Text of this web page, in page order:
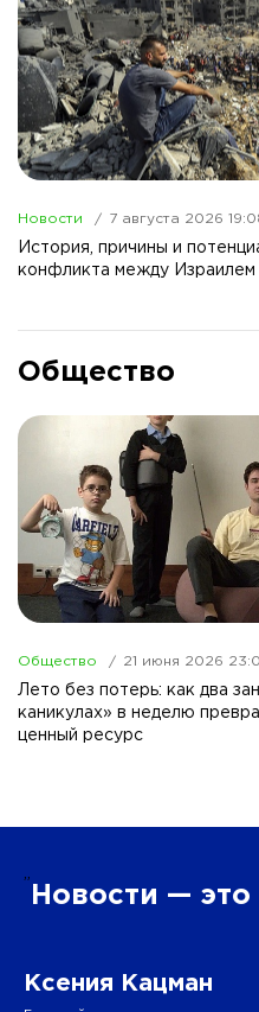
Новости 7 августа 2026
История, причины и
конфликта между Израилем
Общество
Общество 21 июня 2026
Лето без потерь: как два
каникулах» в неделю
ценный ресурс
” Новости —
Ксения Кацман